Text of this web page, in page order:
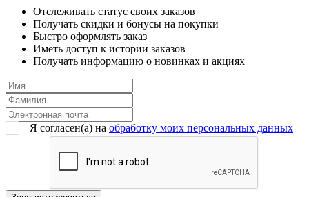
Отслеживать статус своих заказов
Получать скидки и бонусы на покупки
Быстро оформлять заказ
Иметь доступ к истории заказов
Получать информацию о новинках и акциях
Я согласен(a) на обработку моих персональных данных